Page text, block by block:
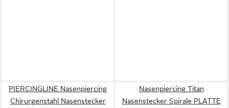
PIERCINGLINE Nasenpiercing
Chirurgenstahl Nasenstecker
Nasenpiercing Titan
Nasenstecker Spirale PLATTE